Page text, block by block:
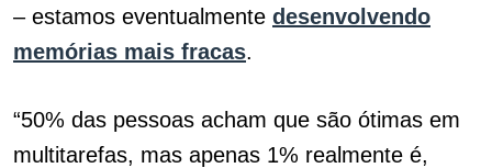
– estamos eventualmente desenvolvendo
memórias mais fracas.
“50% das pessoas acham que são ótimas em
multitarefas, mas apenas 1% realmente é,